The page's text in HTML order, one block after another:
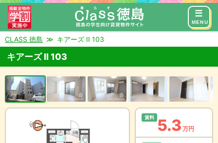
MENU
来店予約 お問い合わせ
CLASS 徳島 キアーズ II 103
キアーズ II 103
賃料 5.3 万円